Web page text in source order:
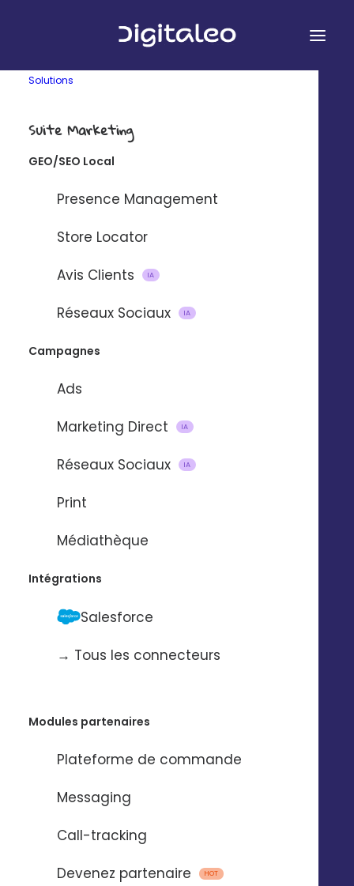
Solutions
Suite Marketing
GEO/SEO Local
Presence Management
Store Locator
Avis Clients
IA
Réseaux Sociaux IA
Campagnes
Ads
Marketing Direct
IA
Réseaux Sociaux IA
Print
Médiathèque
Intégrations
Salesforce
→ Tous les connecteurs
Modules partenaires
Plateforme de commande
Messaging
Call-tracking
Devenez partenaire
HOT
Sidebar Stack